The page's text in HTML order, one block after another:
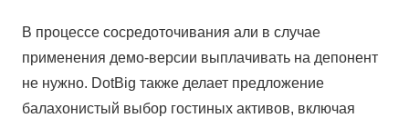
В процессе сосредоточивания али в случае
применения демо-версии выплачивать на депонент
не нужно. DotBig также делает предложение
балахонистый выбор гостиных активов, включая